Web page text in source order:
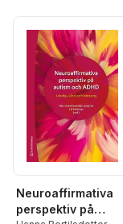
Neuroaffirmativa
perspektiv på